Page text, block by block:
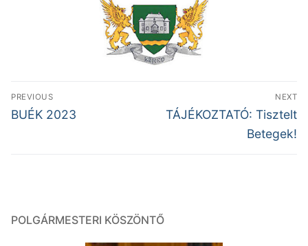
Bejegyzés
navigáció
PREVIOUS
Previous
BUÉK 2023
NEXT
Next
TÁJÉKOZTATÓ: Tisztelt
Betegek!
POLGÁRMESTERI KÖSZÖNTŐ